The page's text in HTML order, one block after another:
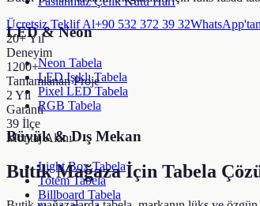
LED & Neon
Neon Tabela
LED Işıklı Tabela
Pixel LED Tabela
RGB Tabela
Büyük & Dış Mekan
Light Box Tabela
Totem Tabela
Billboard Tabela
Ücretsiz Teklif Al+90 532 372 39 32
20+ Yıl
Deneyim
1200+
Tamamlanan Proje
2 Yıl
Garanti
39 İlçe
Montaj Alanı
Butik Mağazaİçin Tabela